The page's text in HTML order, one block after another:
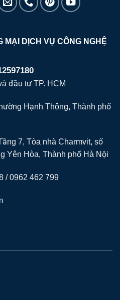
MẠI DỊCH VỤ CÔNG NGHỆ
đầu tư TP. HCM
Hạnh Thông, Thành phố
7, Tòa nhà Charmvit, số
Yên Hòa, Thành phố Hà Nội
/ 0962 462 799